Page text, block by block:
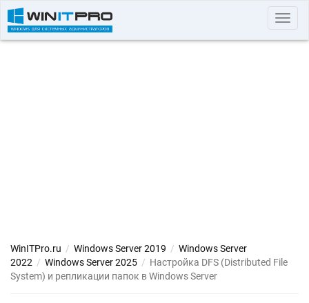
WinITPro.ru / Windows Server 2019 / Windows Server
2022 / Windows Server 2025 / Настройка DFS (Distributed File
System) и репликации папок в Windows Server